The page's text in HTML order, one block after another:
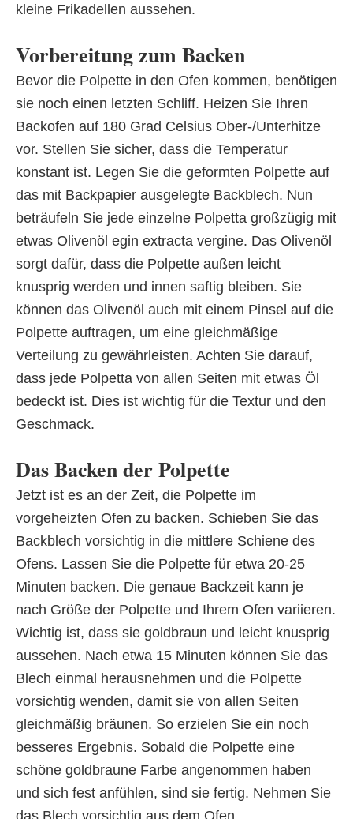
kleine Frikadellen aussehen.
Vorbereitung zum Backen
Bevor die Polpette in den Ofen kommen, benötigen
sie noch einen letzten Schliff. Heizen Sie Ihren
Backofen auf 180 Grad Celsius Ober-/Unterhitze
vor. Stellen Sie sicher, dass die Temperatur
konstant ist. Legen Sie die geformten Polpette auf
das mit Backpapier ausgelegte Backblech. Nun
beträufeln Sie jede einzelne Polpetta großzügig mit
etwas Olivenöl egin extracta vergine. Das Olivenöl
sorgt dafür, dass die Polpette außen leicht
knusprig werden und innen saftig bleiben. Sie
können das Olivenöl auch mit einem Pinsel auf die
Polpette auftragen, um eine gleichmäßige
Verteilung zu gewährleisten. Achten Sie darauf,
dass jede Polpetta von allen Seiten mit etwas Öl
bedeckt ist. Dies ist wichtig für die Textur und den
Geschmack.
Das Backen der Polpette
Jetzt ist es an der Zeit, die Polpette im
vorgeheizten Ofen zu backen. Schieben Sie das
Backblech vorsichtig in die mittlere Schiene des
Ofens. Lassen Sie die Polpette für etwa 20-25
Minuten backen. Die genaue Backzeit kann je
nach Größe der Polpette und Ihrem Ofen variieren.
Wichtig ist, dass sie goldbraun und leicht knusprig
aussehen. Nach etwa 15 Minuten können Sie das
Blech einmal herausnehmen und die Polpette
vorsichtig wenden, damit sie von allen Seiten
gleichmäßig bräunen. So erzielen Sie ein noch
besseres Ergebnis. Sobald die Polpette eine
schöne goldbraune Farbe angenommen haben
und sich fest anfühlen, sind sie fertig. Nehmen Sie
das Blech vorsichtig aus dem Ofen.